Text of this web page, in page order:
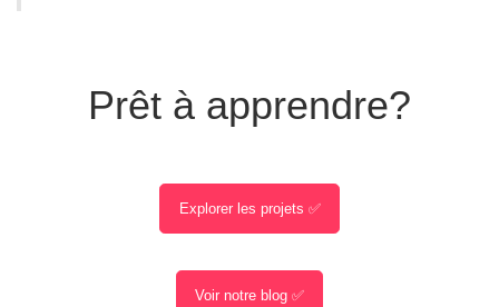
Prêt à apprendre?
Explorer les projets ✅
Voir notre blog ✅